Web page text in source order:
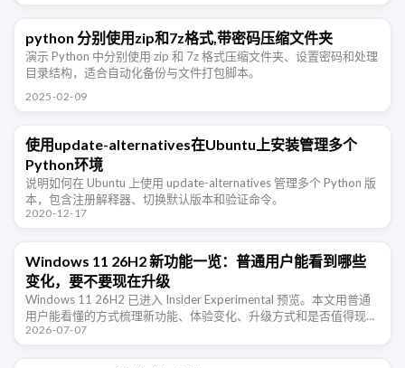
python 分别使用zip和7z格式,带密码压缩文件夹
演示 Python 中分别使用 zip 和 7z 格式压缩文件夹、设置密码和处理
目录结构，适合自动化备份与文件打包脚本。
2025-02-09
使用update-alternatives在Ubuntu上安装管理多个
Python环境
说明如何在 Ubuntu 上使用 update-alternatives 管理多个 Python 版
本，包含注册解释器、切换默认版本和验证命令。
2020-12-17
Windows 11 26H2 新功能一览：普通用户能看到哪些
变化，要不要现在升级
Windows 11 26H2 已进入 Insider Experimental 预览。本文用普通
用户能看懂的方式梳理新功能、体验变化、升级方式和是否值得现在
尝鲜。
2026-07-07